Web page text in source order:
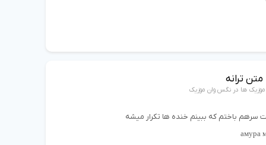
ترانه
ها در نگس وان موزیک
سرهم باختم که ببینم خنده ها تکرار میشه